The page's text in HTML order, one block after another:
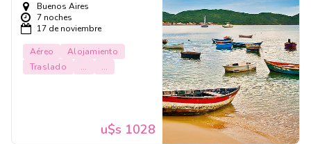
Buenos Aires
7 noches
17 de noviembre
Aéreo
Alojamiento
Traslado
... ...
u$s 1028